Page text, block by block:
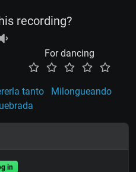
recording?
For dancing
tanto
Milongueando
in